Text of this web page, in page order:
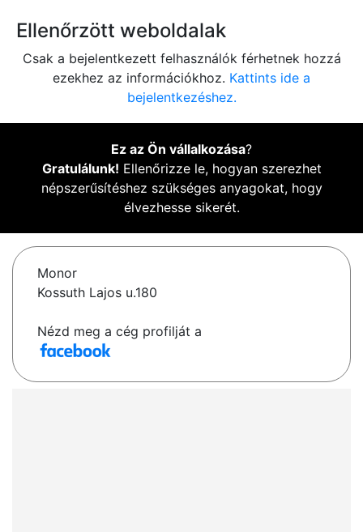
Ellenőrzött weboldalak
Csak a bejelentkezett felhasználók férhetnek hozzá
ezekhez az információkhoz. Kattints ide a
bejelentkezéshez.
Ez az Ön vállalkozása?
Gratulálunk! Ellenőrizze le, hogyan szerezhet
népszerűsítéshez szükséges anyagokat, hogy
élvezhesse sikerét.
Monor
Kossuth Lajos u.180
Nézd meg a cég profilját a